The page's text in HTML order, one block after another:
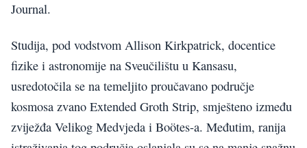
Journal.
Studija, pod vodstvom Allison Kirkpatrick, docentice
fizike i astronomije na Sveučilištu u Kansasu,
usredotočila se na temeljito proučavano područje
kosmosa zvano Extended Groth Strip, smješteno između
zviježđa Velikog Medvjeda i Boötes-a. Međutim, ranija